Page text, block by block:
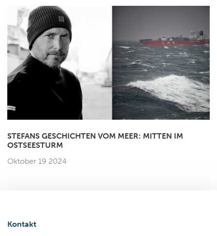
STEFANS GESCHICHTEN VOM MEER: MITTEN IM
OSTSEESTURM
Oktober 19 2024
Kontakt